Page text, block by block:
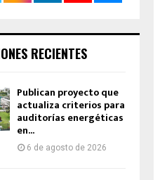
RECIENTES
Publican proyecto que
actualiza criterios para
auditorías energéticas
en...
6 de agosto de 2026